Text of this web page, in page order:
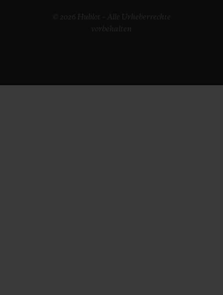
© 2026 Hublot – Alle Urheberrechte
vorbehalten